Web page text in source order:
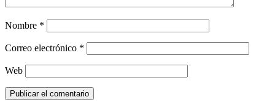
Nombre *
Correo electrónico *
Web